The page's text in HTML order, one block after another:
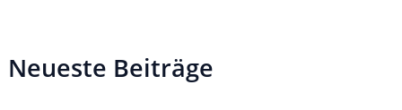
Neueste Beiträge